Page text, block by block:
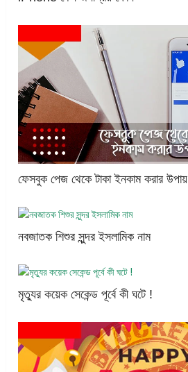
ফেসবুক পেজ থেকে টাকা ইনকাম করার উপায়
নবজাতক শিশুর সুন্দর ইসলামিক নাম
মৃত্যুর কয়েক সেকেন্ড পূর্বে কী ঘটে !